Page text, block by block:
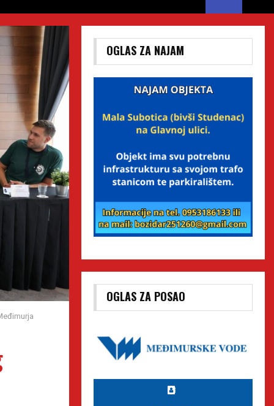
OGLAS ZA NAJAM
OGLAS ZA POSAO